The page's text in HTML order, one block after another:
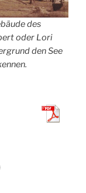
des
oder Lori
den See